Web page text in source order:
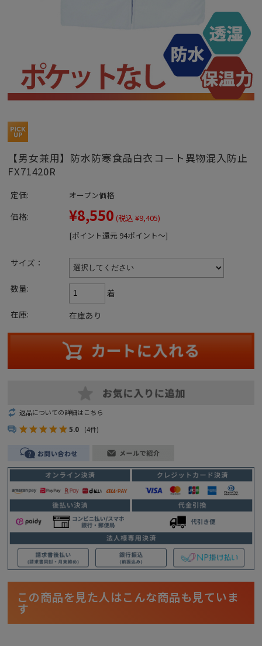
【男女兼用】防水防寒食品白衣コート異物混入防止
FX71420R
定価: オープン価格
価格: ¥8,550 (税込 ¥9,405)
[ポイント還元 94ポイント～]
サイズ：
数量:
着
在庫:
在庫あり
返品についての詳細はこちら
5.0
(4件)
この商品を見た人はこんな商品も見ていま
す